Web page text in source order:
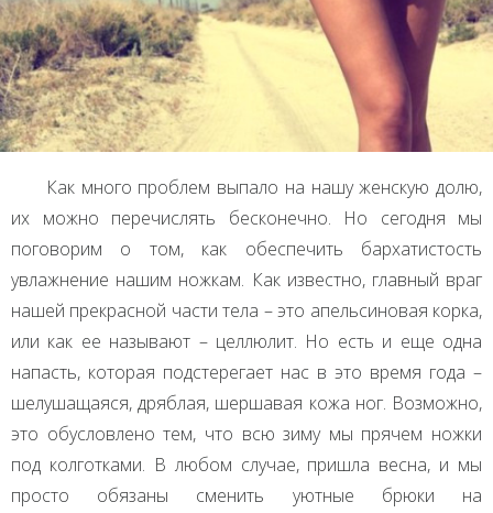
Как много проблем выпало на нашу женскую долю,
их можно перечислять бесконечно. Но сегодня мы
поговорим о том, как обеспечить бархатистость
увлажнение нашим ножкам. Как известно, главный враг
нашей прекрасной части тела – это апельсиновая корка,
или как ее называют – целлюлит. Но есть и еще одна
напасть, которая подстерегает нас в это время года –
шелушащаяся, дряблая, шершавая кожа ног. Возможно,
это обусловлено тем, что всю зиму мы прячем ножки
под колготками. В любом случае, пришла весна, и мы
просто обязаны сменить уютные брюки на